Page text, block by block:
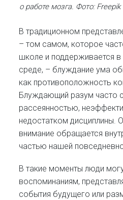
о работе мозга. Фото: Freepik
В традиционном
– том самом, которое
школе и поддерживается
среде, – блуждание ума
как противоположность
Блуждающий разум часто
рассеянностью,
недостатком дисциплины.
внимание обращается
частью нашей
В такие моменты люди
воспоминаниям,
события будущего или